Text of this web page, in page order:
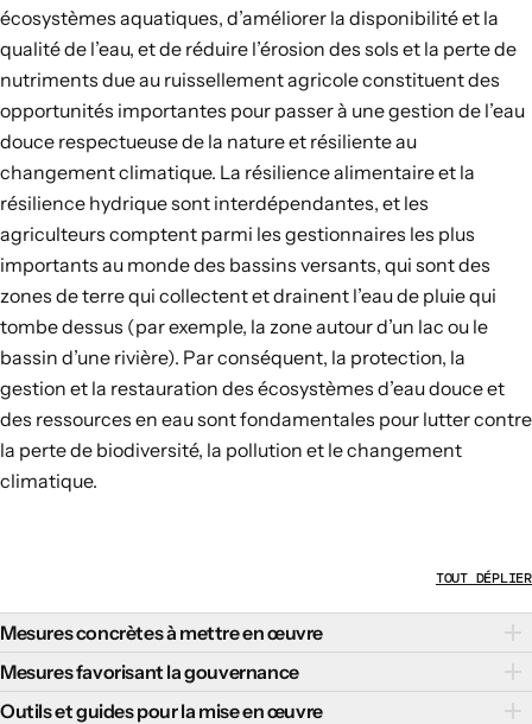
écosystèmes aquatiques, d’améliorer la disponibilité et la
qualité de l’eau, et de réduire l’érosion des sols et la perte de
nutriments due au ruissellement agricole constituent des
opportunités importantes pour passer à une gestion de l’eau
douce respectueuse de la nature et résiliente au
changement climatique. La résilience alimentaire et la
résilience hydrique sont interdépendantes, et les
agriculteurs comptent parmi les gestionnaires les plus
importants au monde des bassins versants, qui sont des
zones de terre qui collectent et drainent l’eau de pluie qui
tombe dessus (par exemple, la zone autour d’un lac ou le
bassin d’une rivière). Par conséquent, la protection, la
gestion et la restauration des écosystèmes d’eau douce et
des ressources en eau sont fondamentales pour lutter contre
la perte de biodiversité, la pollution et le changement
climatique.
TOUT DÉPLIER
Mesures concrètes à mettre en œuvre
Il existe plusieurs mesures concrètes qui peuvent favoriser
une gestion de l’eau douce respectueuse de la nature et
Mesures favorisant la gouvernance
Des politiques de gouvernance efficaces qui renforcent les
Outils et guides pour la mise en œuvre